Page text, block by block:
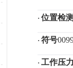
· 位置检
· 符号
· 工作压